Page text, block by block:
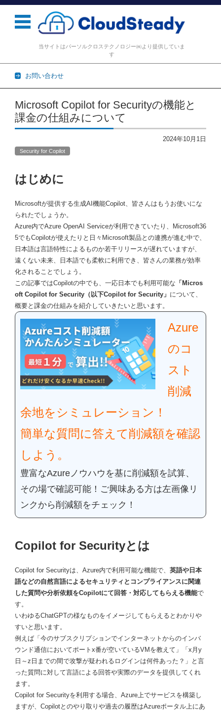
当サイトはパーソルクロステクノロジー㈱より提供していま
す
お問い合わせ
コンテンツに移動
Microsoft Copilot for Securityの機能と
課金の仕組みについて
2024年10月1日
Security for Copilot
はじめに
Microsoftが提供する生成AI機能Copilot、皆さんはもうお使いにな
られたでしょうか。
Azure内でAzure OpenAI Serviceが利用できていたり、Microsoft36
5でもCopilotが使えたりと日々Microsoft製品との連携が進む中で、
日本語は言語特性によるものか若干リリースが遅れていますが、
遠くない未来、日本語でも柔軟に利用でき、皆さんの業務が効率
化されることでしょう。
この記事ではCopilotの中でも、一応日本でも利用可能な 「Micros
oft Copilot for Security（以下Copilot for Security」 について、
概要と課金の仕組みを紹介していきたいと思います。
Azure
のコ
スト
削減
余地をシミュレーション！
簡単な質問に答えて削減額を確認
しよう。
豊富なAzure ノウハウを基に削減額を試算、
その場で確認可能！ ご興味ある方は左画像リ
ンクから削減額をチェック！
Copilot for Securityとは
Copilot for Securityは、Azure内で利用可能な機能で、 英語や日本
語などの自然言語によるセキュリティとコンプライアンスに関連
した質問や分析依頼をCopilotにて回答・対応してもらえる機能で
す。
いわゆるChatGPTの様なものをイメージしてもらえるとわかりや
すいと思います。
例えば「今のサブスクリプションでインターネットからのインバ
ウンド通信においてポートx番が空いているVMを教えて」「x月y
日～z日までの間で攻撃が疑われるログインは何件あった？」と言
った質問に対して言語による回答や実際のデータを提供してくれ
ます。
Copilot for Securityを利用する場合、Azure上でサービスを構築し
ますが、Copilotとのやり取りや過去の履歴はAzureポータル上にあ